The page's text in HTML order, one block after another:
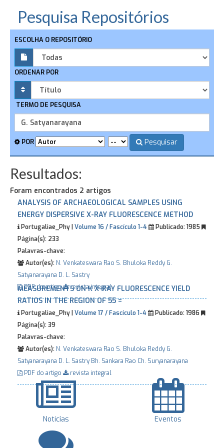
Pesquisa Repositórios
ESCOLHA O REPOSITÓRIO
ORDENAR POR
TERMO DE PESQUISA
POR Pesquisar
Resultados:
Foram encontrados 2 artigos
ANALYSIS OF ARCHAEOLOGICAL SAMPLES USING
ENERGY DISPERSIVE X-RAY FLUORESCENCE METHOD
Portugaliae_Phy | Volume 16 / Fascículo 1-4 Publicado:1985
Página(s): 233
Palavras-chave:
Autor(es): N. Venkateswara Rao S. Bhuloka Reddy G.
Satyanarayana D. L. Sastry
PDF do artigo
revista integral
MEASUREMENTS ON K X-RAY FLUORESCENCE YIELD
RATIOS IN THE REGION OF 55 =
Portugaliae_Phy | Volume 17 / Fascículo 1-4 Publicado:1986
Página(s):39
Palavras-chave:
Autor(es): N. Venkateswara Rao S. Bhuloka Reddy G.
Satyanarayana D. L. Sastry Bh. Sankara Rao Ch. Suryanarayana
PDF do artigo
revista integral
Notícias Eventos